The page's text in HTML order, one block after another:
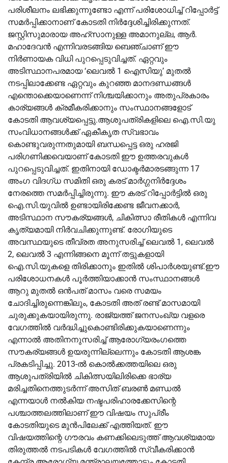
പരിശീലനം ലഭിക്കുന്നുണ്ടോ എന്ന് പരിശോധിച്ച് റിപ്പോർട്ട്
സമർപ്പിക്കാനാണ് കോടതി നിർദ്ദേശിച്ചിരിക്കുന്നത്.
ജസ്റ്റിസുമാരായ അഹ്സാനുള്ള അമാനുല്ല, ആർ.
മഹാദേവൻ എന്നിവരടങ്ങിയ ബെഞ്ചാണ് ഈ
നിർണായക വിധി പുറപ്പെടുവിച്ചത്. ഏറ്റവും
അടിസ്ഥാനപരമായ ‘ലെവൽ 1 ഐസിയു’ മുതൽ
നടപ്പിലാക്കേണ്ട ഏറ്റവും കുറഞ്ഞ മാനദണ്ഡങ്ങൾ
എന്തൊക്കെയാണെന്ന് നിശ്ചയിക്കാനും അതുപ്രകാരം
കാര്യങ്ങൾ ക്രമീകരിക്കാനും സംസ്ഥാനങ്ങളോട്
കോടതി ആവശ്യപ്പെട്ടു.ആശുപത്രികളിലെ ഐ.സി.യു
സംവിധാനങ്ങൾക്ക് ഏകീകൃത സ്വഭാവം
കൊണ്ടുവരുന്നതുമായി ബന്ധപ്പെട്ട ഒരു ഹരജി
പരിഗണിക്കവെയാണ് കോടതി ഈ ഉത്തരവുകൾ
പുറപ്പെടുവിച്ചത്. ഇതിനായി ഡോക്ടർമാരടങ്ങുന്ന 17
അംഗ വിദഗ്ധ സമിതി ഒരു കരട് മാർഗ്ഗനിർദ്ദേശം
നേരത്തെ സമർപ്പിച്ചിരുന്നു. ഈ കരട് റിപ്പോർട്ടിൽ ഒരു
ഐ.സി.യുവിൽ ഉണ്ടായിരിക്കേണ്ട ജീവനക്കാർ,
അടിസ്ഥാന സൗകര്യങ്ങൾ, ചികിത്സാ രീതികൾ എന്നിവ
കൃത്യമായി നിർവചിക്കുന്നുണ്ട്. രോഗിയുടെ
അവസ്ഥയുടെ തീവ്രത അനുസരിച്ച് ലെവൽ 1, ലെവൽ
2, ലെവൽ 3 എന്നിങ്ങനെ മൂന്ന് തട്ടുകളായി
ഐ.സി.യുകളെ തിരിക്കാനും ഇതിൽ ശിപാർശയുണ്ട്.ഈ
പരിശോധനകൾ പൂർത്തിയാക്കാൻ സംസ്ഥാനങ്ങൾ
ആറു മുതൽ ഒൻപത് മാസം വരെ സമയം
ചോദിച്ചിരുന്നെങ്കിലും, കോടതി അത് രണ്ട് മാസമായി
ചുരുക്കുകയായിരുന്നു. രാജ്യത്ത് ജനസംഖ്യ വളരെ
വേഗത്തിൽ വർദ്ധിച്ചുകൊണ്ടിരിക്കുകയാണെന്നും
എന്നാൽ അതിനനുസരിച്ച് ആരോഗ്യരംഗത്തെ
സൗകര്യങ്ങൾ ഉയരുന്നില്ലെന്നും കോടതി ആശങ്ക
പ്രകടിപ്പിച്ചു. 2013-ൽ കൊൽക്കത്തയിലെ ഒരു
ആശുപത്രിയിൽ ചികിത്സയിലിരിക്കെ ഭാര്യ
മരിച്ചതിനെത്തുടർന്ന് അസിത് ബരൺ മണ്ഡൽ
എന്നയാൾ നൽകിയ നഷ്ടപരിഹാരക്കേസിന്റെ
പശ്ചാത്തലത്തിലാണ് ഈ വിഷയം സുപ്രീം
കോടതിയുടെ മുൻപിലേക്ക് എത്തിയത്. ഈ
വിഷയത്തിന്റെ ഗൗരവം കണക്കിലെടുത്ത് ആവശ്യമായ
തിരുത്തൽ നടപടികൾ വേഗത്തിൽ സ്വീകരിക്കാൻ